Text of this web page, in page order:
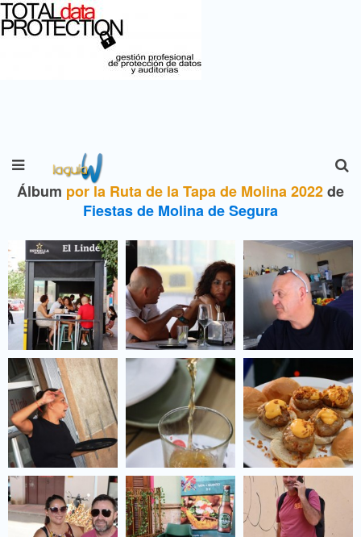
Álbum por la Ruta de la Tapa de Molina 2022de
Fiestas de Molina de Segura